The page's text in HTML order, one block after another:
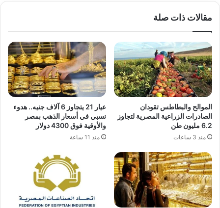
مقالات ذات صلة
الموالح والبطاطس تقودان
الصادرات الزراعية المصرية لتجاوز
6.2 مليون طن
منذ 3 ساعات
عيار 21 يتجاوز 6 آلاف جنيه.. هدوء
نسبي في أسعار الذهب بمصر
والأوقية فوق 4300 دولار
منذ 11 ساعة